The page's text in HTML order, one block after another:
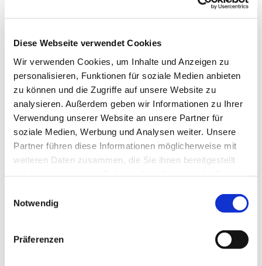
Diese Webseite verwendet Cookies
Wir verwenden Cookies, um Inhalte und Anzeigen zu
personalisieren, Funktionen für soziale Medien anbieten
zu können und die Zugriffe auf unsere Website zu
analysieren. Außerdem geben wir Informationen zu Ihrer
Verwendung unserer Website an unsere Partner für
soziale Medien, Werbung und Analysen weiter. Unsere
Partner führen diese Informationen möglicherweise mit
weiteren Daten zusammen, die Sie ihnen bereitgestellt
Notwendig
Präferenzen